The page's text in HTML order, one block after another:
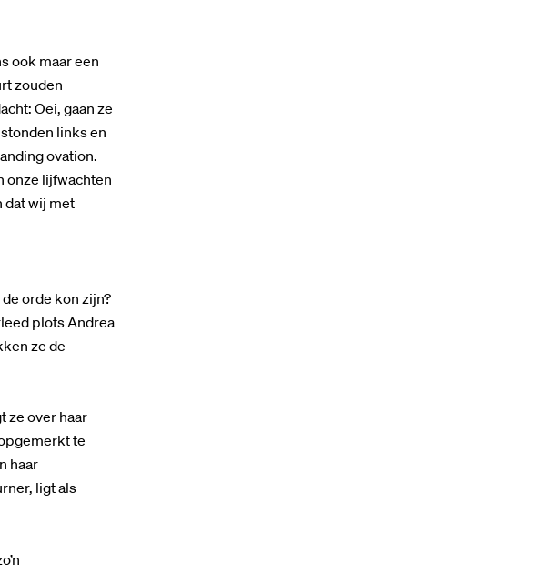
ook maar een
zouden
Oei, gaan ze
links en
ovation.
onze lijfwachten
dat wij met
orde kon zijn?
plots Andrea
ze de
ze over haar
te
haar
ligt als